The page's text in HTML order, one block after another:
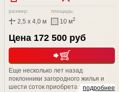
размер:
2,5 x 4,0 м
площадь:
10 м2
Цена 172 500 руб
подробнее
Еще несколько лет назад
поклонники загородного жилья и
шести соток приобретали убогие и